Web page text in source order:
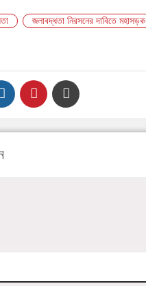
জলাবদ্ধতা নিরসনের দাবিতে